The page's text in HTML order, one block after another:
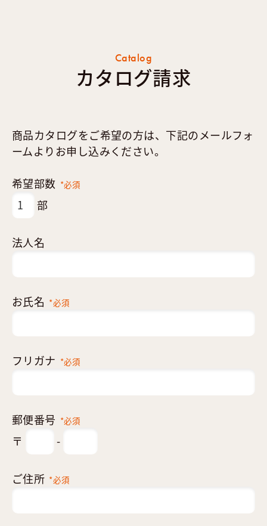
Catalog
カタログ請求
商品カタログをご希望の方は、下記のメールフォ
ームよりお申し込みください。
希望部数 *必須
部
法人名
お氏名 *必須
フリガナ *必須
郵便番号 *必須
〒 -
ご住所 *必須